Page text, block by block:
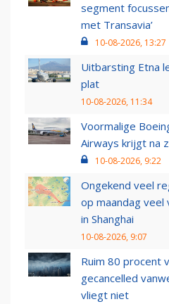
segment
met Transavia’
10-08-2026, 13:27
Uitbarsting Etna
plat
10-08-2026, 11:34
Voormalige
Airways krijgt na
10-08-2026, 9:22
Ongekend veel
op maandag veel
in Shanghai
10-08-2026, 9:07
Ruim 80 procent
gecancelled
vliegt niet